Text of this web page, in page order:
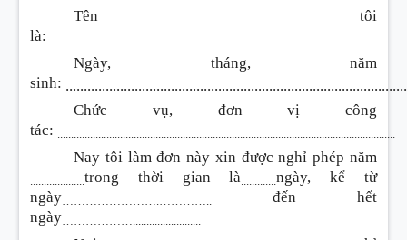
Tên tôi
là:
Ngày, tháng, năm
sinh:
Chức vụ, đơn vị công
tác:
Nay tôi làm đơn này xin được nghỉ phép năm
trong thời gian là .............ngày, kể từ
ngày
đến hết
ngày